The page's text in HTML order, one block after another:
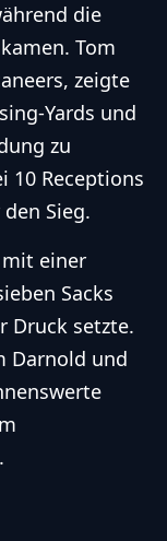
die
Tom
zeigte
Yards und
zu
10 Receptions
Sieg.
mit einer
Sacks
Druck setzte.
Darnold und